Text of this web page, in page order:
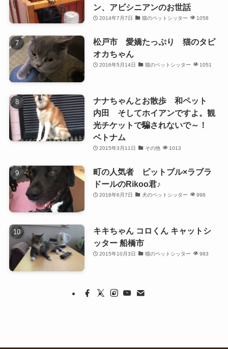
ン、アビシニアンのお世話
2014年7月7日 猫のペットシッター 1058
松戸市 愛嬌たっぷり 猫のタピ
オカちゃん
2016年5月14日 猫のペットシッター 1051
ナナちゃんとお散歩 和ペット
内田 そしてホイアンですよ。観
光チケットで騙されないで～！
ベトナム
2015年3月11日 その他 1013
町の人気者 ピットブル×ラブラ
ドールのRikoo君♪
2016年6月7日 犬のペットシッター 998
キキちゃん コロくん キャットシ
ッター 船橋市
2015年10月3日 猫のペットシッター 983